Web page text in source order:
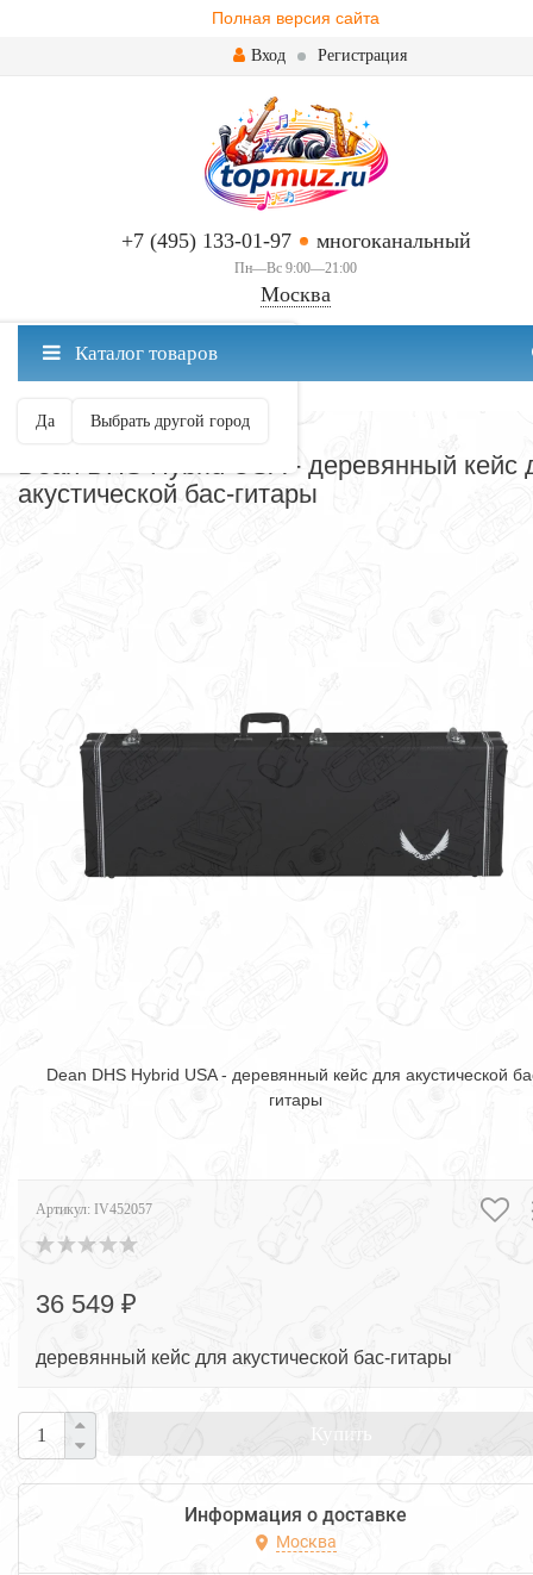
Полная версия сайта
Вход Регистрация
+7 (495) 133-01-97 многоканальный
Пн—Вс 9:00—21:00
Москва
Москва ваш город?
Да Выбрать другой город
Каталог товаров
ЧЕХЛЫ-ФУТЛЯРЫ-КЕЙСЫ
Dean DHS Hybrid USA - деревянный кейс
акустической бас-гитары
Dean DHS Hybrid USA - деревянный кейс для акустической
гитары
Артикул: IV452057
36 549 ₽
деревянный кейс для акустической бас-гитары
Купить
Информация о доставке
Москва